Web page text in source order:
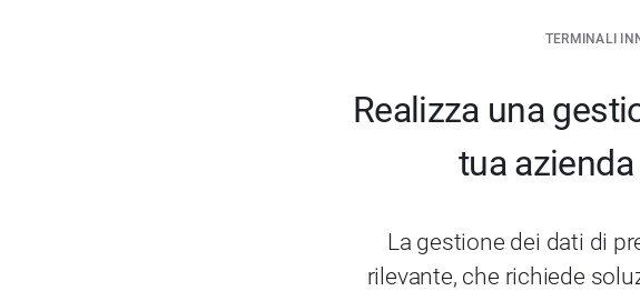
TERMINALI
Realizza una
tua
La gestione dei dati di
rilevante, che richiede